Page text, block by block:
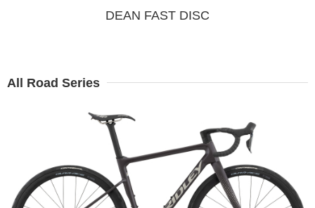
DEAN FAST DISC
All Road Series